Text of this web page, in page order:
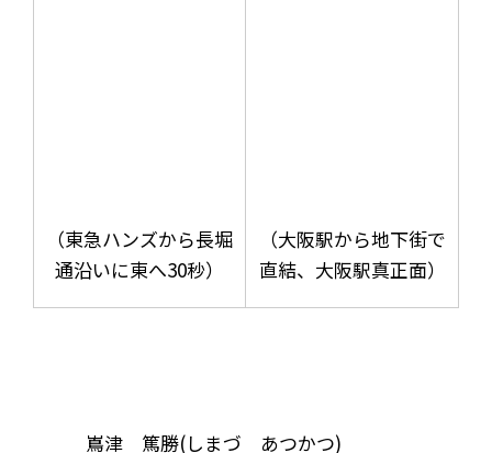
（東急ハンズから長堀
通沿いに東へ30秒）
（大阪駅から地下街で
直結、大阪駅真正面）
嶌津 篤勝(しまづ あつかつ)